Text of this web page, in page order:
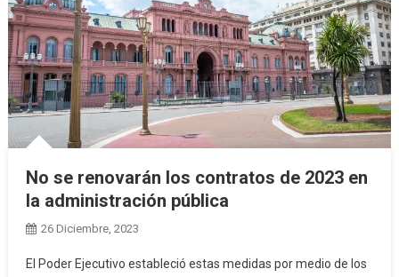
No se renovarán los contratos de 2023 en
la administración pública
26 Diciembre, 2023
El Poder Ejecutivo estableció estas medidas por medio de los